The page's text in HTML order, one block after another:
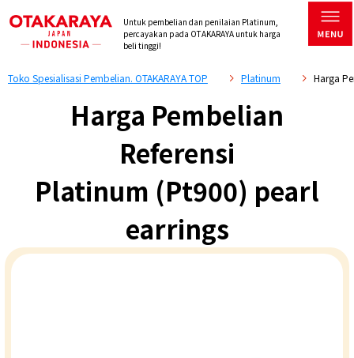
Untuk pembelian dan penilaian Platinum,
percayakan pada OTAKARAYA untuk harga
beli tinggi!
Toko Spesialisasi Pembelian. OTAKARAYA TOP Platinum Harga
Harga Pembelian
Referensi
Platinum (Pt900) pearl
earrings